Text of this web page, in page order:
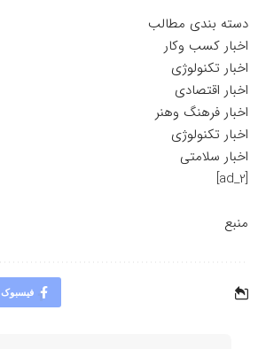
دسته بندی مطالب
اخبار کسب وکار
اخبار تکنولوژی
اخبار اقتصادی
اخبار فرهنگ وهنر
اخبار تکنولوژی
اخبار سلامتی
[ad_2]
منبع
فیسبوک